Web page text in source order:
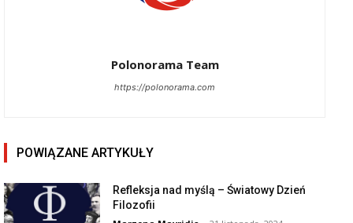
Polonorama Team
https://polonorama.com
POWIĄZANE ARTYKUŁY
Refleksja nad myślą – Światowy Dzień
Filozofii